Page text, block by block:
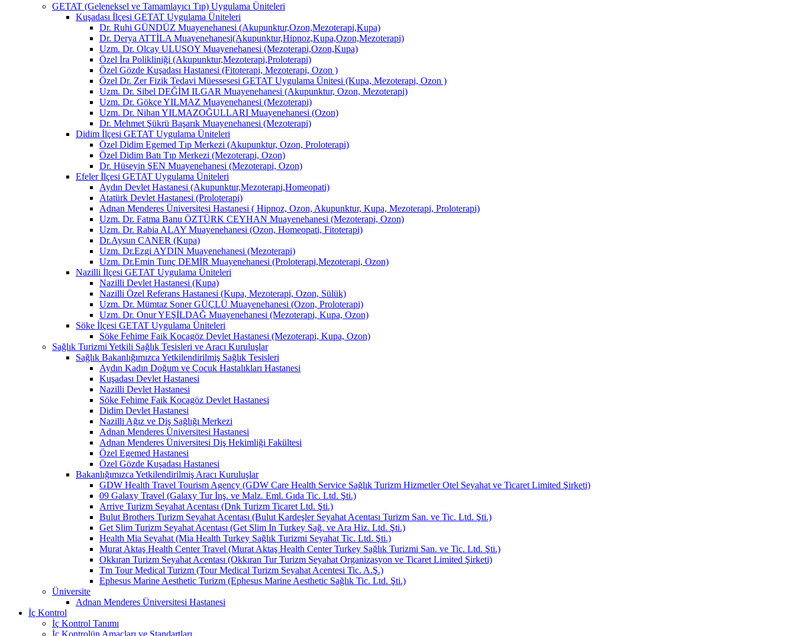
GETAT (Geleneksel ve Tamamlayıcı Tıp) Uygulama Üniteleri
Kuşadası İlçesi GETAT Uygulama Üniteleri
Dr. Ruhi GÜNDÜZ Muayenehanesi (Akupunktur,Ozon,Mezoterapi,Kupa)
Dr. Derya ATTİLA Muayenehanesi(Akupunktur,Hipnoz,Kupa,Ozon,Mezoterapi)
Uzm. Dr. Olcay ULUSOY Muayenehanesi (Mezoterapi,Ozon,Kupa)
Özel İra Polikliniği (Akupunktur,Mezoterapi,Proloterapi)
Özel Gözde Kuşadası Hastanesi (Fitoterapi, Mezoterapi, Ozon )
Özel Dr. Zer Fizik Tedavi Müessesesi GETAT Uygulama Ünitesi (Kupa, Mezoterapi, Ozon )
Uzm. Dr. Sibel DEĞİM ILGAR Muayenehanesi (Akupunktur, Ozon, Mezoterapi)
Uzm. Dr. Gökçe YILMAZ Muayenehanesi (Mezoterapi)
Uzm. Dr. Nihan YILMAZOĞULLARI Muayenehanesi (Ozon)
Dr. Mehmet Şükrü Başarık Muayenehanesi (Mezoterapi)
Didim İlçesi GETAT Uygulama Üniteleri
Özel Didim Egemed Tıp Merkezi (Akupunktur, Ozon, Proloterapi)
Özel Didim Batı Tıp Merkezi (Mezoterapi, Ozon)
Dr. Hüseyin ŞEN Muayenehanesi (Mezoterapi, Ozon)
Efeler İlçesi GETAT Uygulama Üniteleri
Aydın Devlet Hastanesi (Akupunktur,Mezoterapi,Homeopati)
Atatürk Devlet Hastanesi (Proloterapi)
Adnan Menderes Üniversitesi Hastanesi ( Hipnoz, Ozon, Akupunktur, Kupa, Mezoterapi, Proloterapi)
Uzm. Dr. Fatma Banu ÖZTÜRK CEYHAN Muayenehanesi (Mezoterapi, Ozon)
Uzm. Dr. Rabia ALAY Muayenehanesi (Ozon, Homeopati, Fitoterapi)
Dr.Aysun CANER (Kupa)
Uzm. Dr.Ezgi AYDIN Muayenehanesi (Mezoterapi)
Uzm. Dr.Emin Tunç DEMİR Muayenehanesi (Proloterapi,Mezoterapi, Ozon)
Nazilli İlçesi GETAT Uygulama Üniteleri
Nazilli Devlet Hastanesi (Kupa)
Nazilli Özel Referans Hastanesi (Kupa, Mezoterapi, Ozon, Sülük)
Uzm. Dr. Mümtaz Soner GÜÇLÜ Muayenehanesi (Ozon, Proloterapi)
Uzm. Dr. Onur YEŞİLDAĞ Muayenehanesi (Mezoterapi, Kupa, Ozon)
Söke İlçesi GETAT Uygulama Üniteleri
Söke Fehime Faik Kocagöz Devlet Hastanesi (Mezoterapi, Kupa, Ozon)
Sağlık Turizmi Yetkili Sağlık Tesisleri ve Aracı Kuruluşlar
Sağlık Bakanlığımızca Yetkilendirilmiş Sağlık Tesisleri
Aydın Kadın Doğum ve Çocuk Hastalıkları Hastanesi
Kuşadası Devlet Hastanesi
Nazilli Devlet Hastanesi
Söke Fehime Faik Kocagöz Devlet Hastanesi
Didim Devlet Hastanesi
Nazilli Ağız ve Diş Sağlığı Merkezi
Adnan Menderes Üniversitesi Hastanesi
Adnan Menderes Üniversitesi Diş Hekimliği Fakültesi
Özel Egemed Hastanesi
Özel Gözde Kuşadası Hastanesi
Bakanlığımızca Yetkilendirilmiş Aracı Kuruluşlar
GDW Health Travel Tourism Agency (GDW Care Health Service Sağlık Turizm Hizmetler Otel Seyahat ve Ticaret Limited Şirketi)
09 Galaxy Travel (Galaxy Tur İnş. ve Malz. Eml. Gıda Tic. Ltd. Şti.)
Arrive Turizm Seyahat Acentası (Dnk Turizm Ticaret Ltd. Şti.)
Bulut Brothers Turizm Seyahat Acentası (Bulut Kardeşler Seyahat Acentası Turizm San. ve Tic. Ltd. Şti.)
Get Slim Turizm Seyahat Acentası (Get Slim In Turkey Sağ. ve Ara Hiz. Ltd. Şti.)
Health Mia Seyahat (Mia Health Turkey Sağlık Turizmi Seyahat Tic. Ltd. Şti.)
Murat Aktaş Health Center Travel (Murat Aktaş Health Center Turkey Sağlık Turizmi San. ve Tic. Ltd. Şti.)
Okkıran Turizm Seyahat Acentası (Okkıran Tur Turizm Seyahat Organizasyon ve Ticaret Limited Şirketi)
Tm Tour Medical Turizm (Tour Medical Turizm Seyahat Acentesi Tic. A.Ş.)
Ephesus Marine Aesthetic Turizm (Ephesus Marine Aesthetic Sağlık Tic. Ltd. Şti.)
Üniversite
Adnan Menderes Üniversitesi Hastanesi
İç Kontrol
İç Kontrol Tanımı
İç Kontrolün Amaçları ve Standartları